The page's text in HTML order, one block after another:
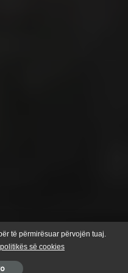
të përmirësuar përvojën tuaj.
politikës së cookies